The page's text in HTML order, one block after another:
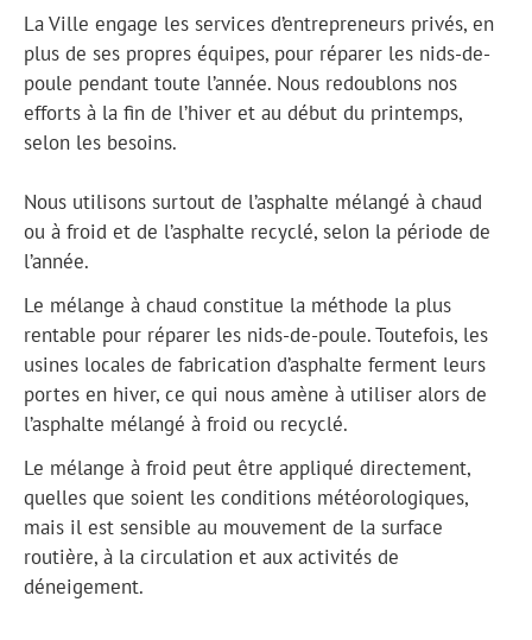
La Ville engage les services d’entrepreneurs privés, en
plus de ses propres équipes, pour réparer les nids-de-
poule pendant toute l’année. Nous redoublons nos
efforts à la fin de l’hiver et au début du printemps,
selon les besoins.
Nous utilisons surtout de l’asphalte mélangé à chaud
ou à froid et de l’asphalte recyclé, selon la période de
l’année.
Le mélange à chaud constitue la méthode la plus
rentable pour réparer les nids-de-poule. Toutefois, les
usines locales de fabrication d’asphalte ferment leurs
portes en hiver, ce qui nous amène à utiliser alors de
l’asphalte mélangé à froid ou recyclé.
Le mélange à froid peut être appliqué directement,
quelles que soient les conditions météorologiques,
mais il est sensible au mouvement de la surface
routière, à la circulation et aux activités de
déneigement.